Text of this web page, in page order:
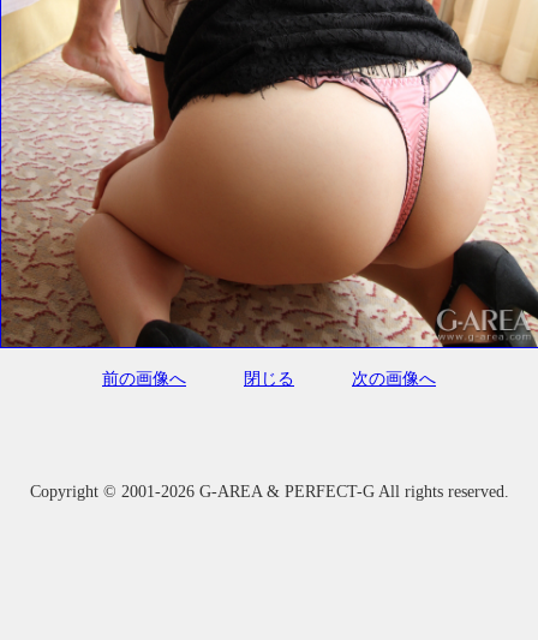
前の画像へ 閉じる 次の画像へ
Copyright © 2001-2026 G-AREA & PERFECT-G All rights reserved.